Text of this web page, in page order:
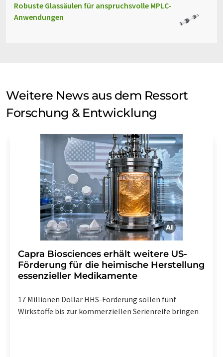
Robuste Glassäulen für anspruchsvolle MPLC-
Anwendungen
Weitere News aus dem Ressort
Forschung & Entwicklung
Capra Biosciences erhält weitere US-
Förderung für die heimische Herstellung
essenzieller Medikamente
17 Millionen Dollar HHS-Förderung sollen fünf
Wirkstoffe bis zur kommerziellen Serienreife bringen